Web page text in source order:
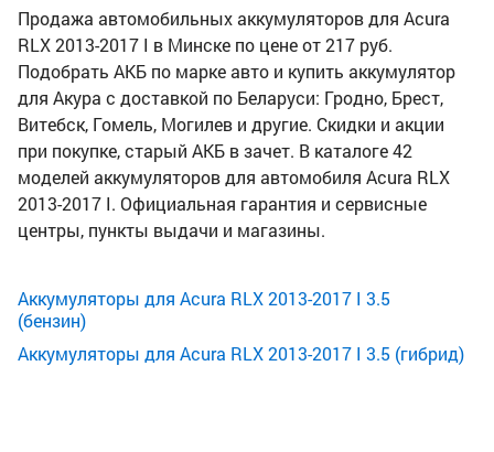
Продажа автомобильных аккумуляторов для Acura
RLX 2013-2017 I в Минске по цене от 217 руб.
Подобрать АКБ по марке авто и купить аккумулятор
для Акура с доставкой по Беларуси: Гродно, Брест,
Витебск, Гомель, Могилев и другие. Скидки и акции
при покупке, старый АКБ в зачет. В каталоге 42
моделей аккумуляторов для автомобиля Acura RLX
2013-2017 I. Официальная гарантия и сервисные
центры, пункты выдачи и магазины.
Аккумуляторы для Acura RLX 2013-2017 I 3.5
(бензин)
Аккумуляторы для Acura RLX 2013-2017 I 3.5 (гибрид)